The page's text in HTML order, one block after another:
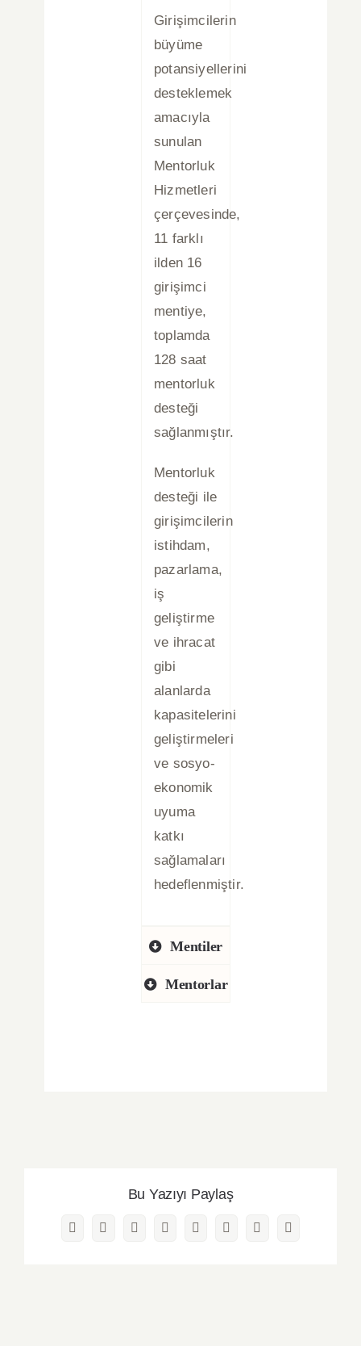
Girişimcilerin
büyüme
potansiyellerini
desteklemek
amacıyla
sunulan
Mentorluk
Hizmetleri
çerçevesinde,
11 farklı
ilden 16
girişimci
mentiye,
toplamda
128 saat
mentorluk
desteği
sağlanmıştır.
Mentorluk
desteği ile
girişimcilerin
istihdam,
pazarlama,
iş
geliştirme
ve ihracat
gibi
alanlarda
kapasitelerini
geliştirmeleri
ve sosyo-
ekonomik
uyuma
katkı
sağlamaları
hedeflenmiştir.
Mentiler
Mentorlar
Bu Yazıyı Paylaş
FacebookTwitterRedditLinkedInWhatsAppPinterest
Vk
E-